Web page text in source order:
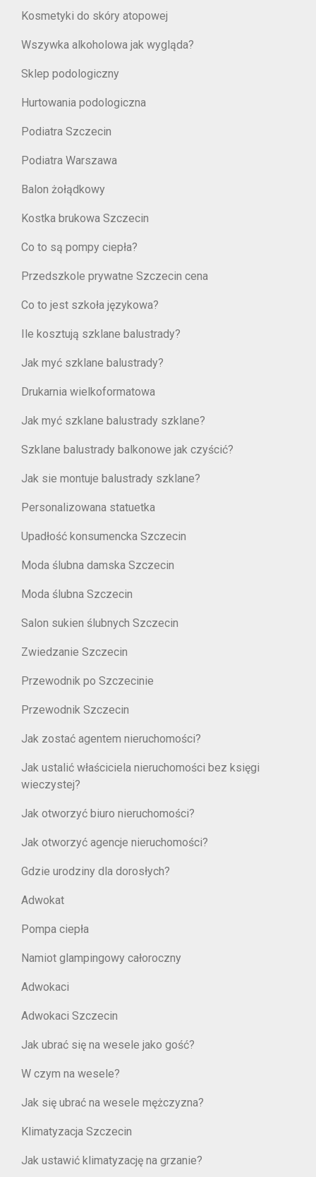
Kosmetyki do skóry atopowej
Wszywka alkoholowa jak wygląda?
Sklep podologiczny
Hurtowania podologiczna
Podiatra Szczecin
Podiatra Warszawa
Balon żołądkowy
Kostka brukowa Szczecin
Co to są pompy ciepła?
Przedszkole prywatne Szczecin cena
Co to jest szkoła językowa?
Ile kosztują szklane balustrady?
Jak myć szklane balustrady?
Drukarnia wielkoformatowa
Jak myć szklane balustrady szklane?
Szklane balustrady balkonowe jak czyścić?
Jak sie montuje balustrady szklane?
Personalizowana statuetka
Upadłość konsumencka Szczecin
Moda ślubna damska Szczecin
Moda ślubna Szczecin
Salon sukien ślubnych Szczecin
Zwiedzanie Szczecin
Przewodnik po Szczecinie
Przewodnik Szczecin
Jak zostać agentem nieruchomości?
Jak ustalić właściciela nieruchomości bez księgi
wieczystej?
Jak otworzyć biuro nieruchomości?
Jak otworzyć agencje nieruchomości?
Gdzie urodziny dla dorosłych?
Adwokat
Pompa ciepła
Namiot glampingowy całoroczny
Adwokaci
Adwokaci Szczecin
Jak ubrać się na wesele jako gość?
W czym na wesele?
Jak się ubrać na wesele mężczyzna?
Klimatyzacja Szczecin
Jak ustawić klimatyzację na grzanie?